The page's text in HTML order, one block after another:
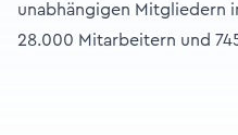
unabhängigen Mitgliedern
28.000 Mitarbeitern und